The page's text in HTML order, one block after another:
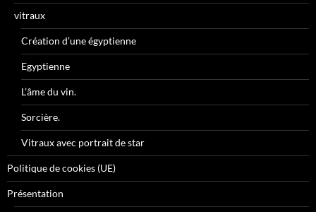
vitraux
Création d’une égyptienne
Egyptienne
L’âme du vin.
Sorcière.
Vitraux avec portrait de star
Politique de cookies (UE)
Présentation